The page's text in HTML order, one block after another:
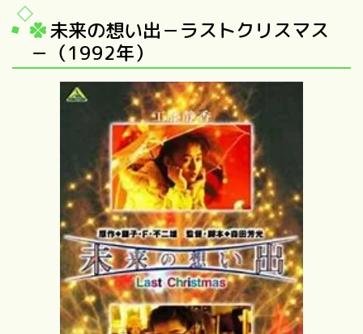
未来の想い出－ラストクリスマス
－（1992年）